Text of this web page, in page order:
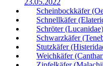
23.05.2022
Scheinbockkäfer
Schnellkäfer
Schröter
Schwarzkäfer
Stutzkäfer
Weichkäfer